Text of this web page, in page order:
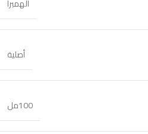
الهمبرا
أصلية
100مل